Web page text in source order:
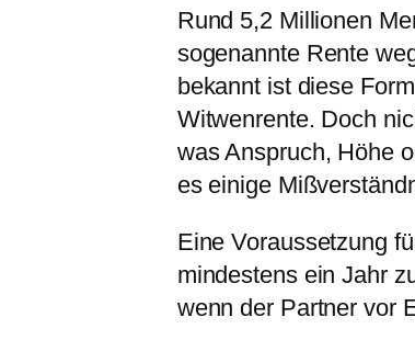
Rund 5,2 Millionen
sogenannte Rente
bekannt ist diese
Witwenrente. Doch
was Anspruch, Höhe
es einige
Eine Voraussetzung
mindestens ein Jahr
wenn der Partner vor